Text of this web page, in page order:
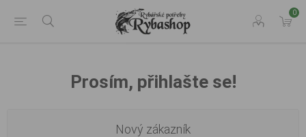
0
Prosím, přihlašte se!
Nový zákazník